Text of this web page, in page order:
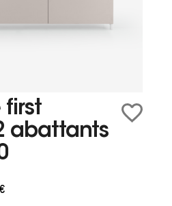
first
abattants